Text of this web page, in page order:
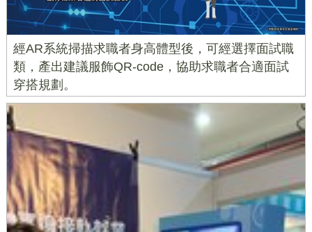
經AR系統掃描求職者身高體型後，可經選擇面試職
類，產出建議服飾QR-code，協助求職者合適面試
穿搭規劃。